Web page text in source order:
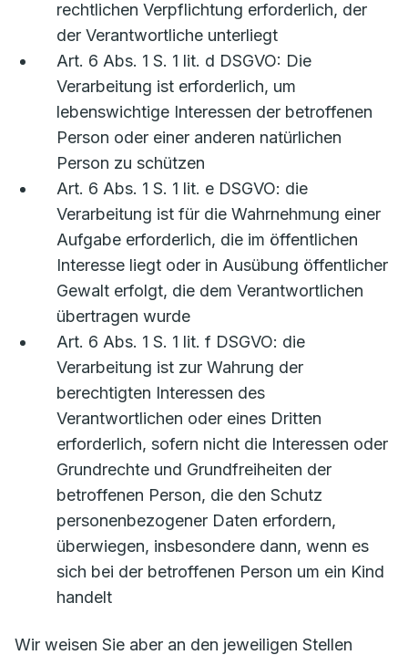
rechtlichen Verpflichtung erforderlich, der
der Verantwortliche unterliegt
Art. 6 Abs. 1 S. 1 lit. d DSGVO: Die
Verarbeitung ist erforderlich, um
lebenswichtige Interessen der betroffenen
Person oder einer anderen natürlichen
Person zu schützen
Art. 6 Abs. 1 S. 1 lit. e DSGVO: die
Verarbeitung ist für die Wahrnehmung einer
Aufgabe erforderlich, die im öffentlichen
Interesse liegt oder in Ausübung öffentlicher
Gewalt erfolgt, die dem Verantwortlichen
übertragen wurde
Art. 6 Abs. 1 S. 1 lit. f DSGVO: die
Verarbeitung ist zur Wahrung der
berechtigten Interessen des
Verantwortlichen oder eines Dritten
erforderlich, sofern nicht die Interessen oder
Grundrechte und Grundfreiheiten der
betroffenen Person, die den Schutz
personenbezogener Daten erfordern,
überwiegen, insbesondere dann, wenn es
sich bei der betroffenen Person um ein Kind
handelt
Wir weisen Sie aber an den jeweiligen Stellen